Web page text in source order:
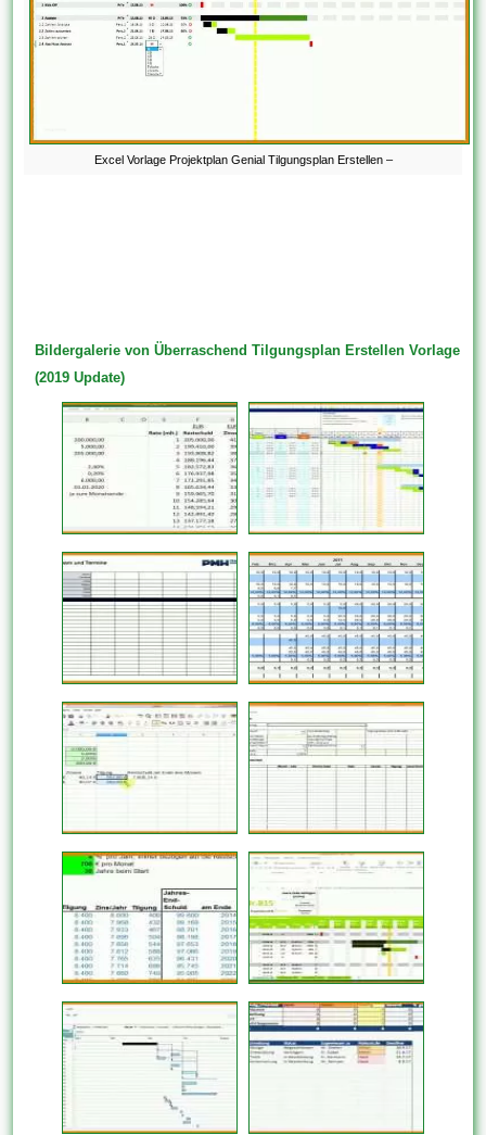
Excel Vorlage Projektplan Genial Tilgungsplan Erstellen –
Bildergalerie von Überraschend Tilgungsplan Erstellen Vorlage
(2019 Update)